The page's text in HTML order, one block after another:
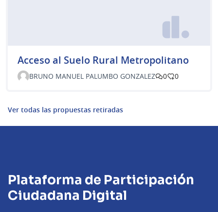
Acceso al Suelo Rural Metropolitano
BRUNO MANUEL PALUMBO GONZALEZ 0 0
Ver todas las propuestas retiradas
Plataforma de Participación
Ciudadana Digital